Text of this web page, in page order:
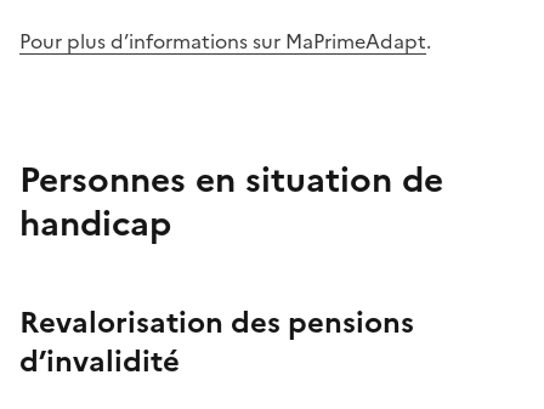
Pour plus d’informations sur MaPrimeAdapt.
Personnes en situation de
handicap
Revalorisation des pensions
d’invalidité